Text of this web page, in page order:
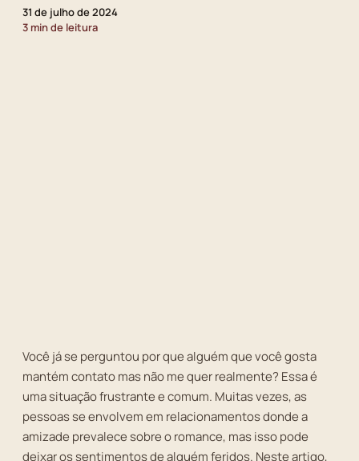
31 de julho de 2024
3 min de leitura
Você já se perguntou por que alguém que você gosta
mantém contato mas não me quer realmente? Essa é
uma situação frustrante e comum. Muitas vezes, as
pessoas se envolvem em relacionamentos donde a
amizade prevalece sobre o romance, mas isso pode
deixar os sentimentos de alguém feridos. Neste artigo,